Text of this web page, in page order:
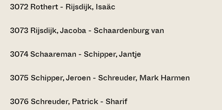
3072 Rothert - Rijsdijk, Isaäc
3073 Rijsdijk, Jacoba - Schaardenburg van
3074Schaareman - Schipper, Jantje
3075 Schipper, Jeroen - Schreuder, Mark Harmen
3076 Schreuder, Patrick - Sharif